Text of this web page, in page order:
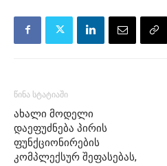
წინა სტატიაში
ახალი მოდელი
დაეფუძნება პირის
ფუნქციონირების
კომპლექსურ შეფასებას,